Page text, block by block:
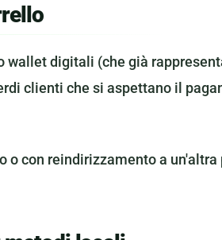
wallet digitali (che già
clienti che si aspettano il
o con reindirizzamento a